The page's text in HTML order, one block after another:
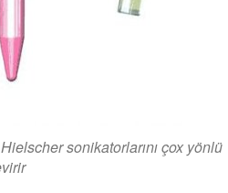
sonikatorlarını çox yönlü